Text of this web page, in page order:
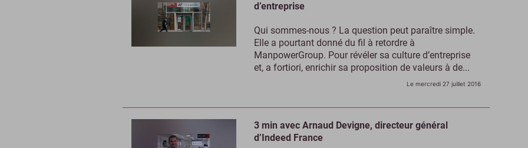
d’entreprise
Qui sommes-nous ? La question peut paraître simple.
Elle a pourtant donné du fil à retordre à
ManpowerGroup. Pour révéler sa culture d’entreprise
et, a fortiori, enrichir sa proposition de valeurs à de...
Le mercredi 27 juillet 2016
3 min avec Arnaud Devigne, directeur général
d’Indeed France